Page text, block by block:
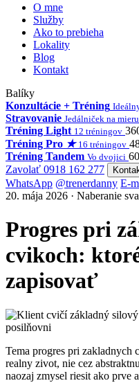
O mne
Služby
Ako to prebieha
Lokality
Blog
Kontakt
Balíky
Konzultácie + Tréning
Stravovanie Jedálniček na mieru
Tréning Light 12 tréningov
Tréning Pro ★ 16 tréningov
Tréning Tandem Vo dvojici
Zavolať 0918 162 277
WhatsApp @trenerdanny E-
20. mája 2026 · Naberanie
Progres pri
cvikoch:
zapisovať
Tema progres pri zakladnych
realny zivot, nie cez
naozaj zmysel riesit ako prve